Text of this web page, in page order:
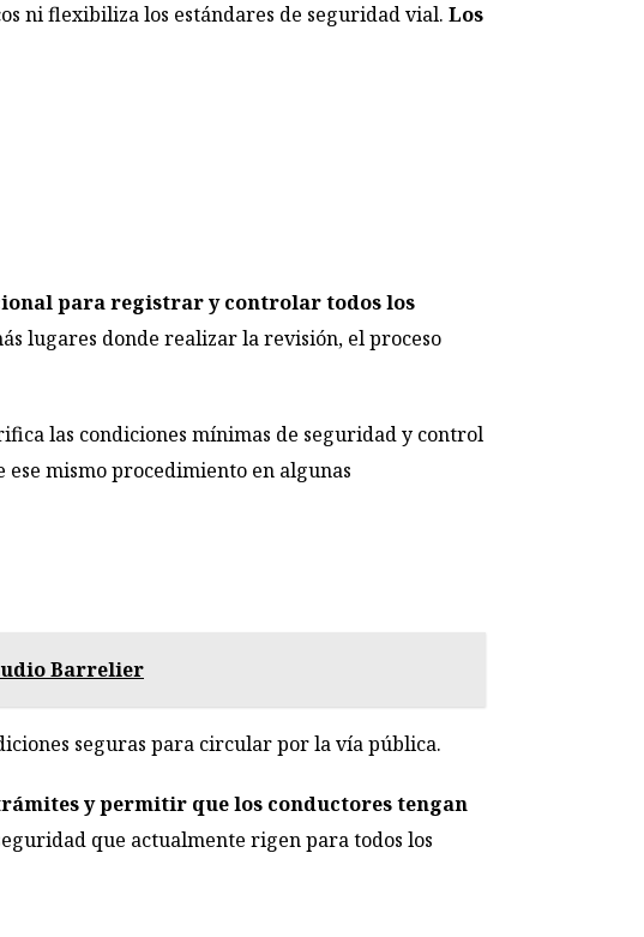
ni flexibiliza los estándares de seguridad vial. Los
para registrar y controlar todos los
lugares donde realizar la revisión, el proceso
las condiciones mínimas de seguridad y control
mismo procedimiento en algunas
Barrelier
seguras para circular por la vía pública.
y permitir que los conductores tengan
que actualmente rigen para todos los